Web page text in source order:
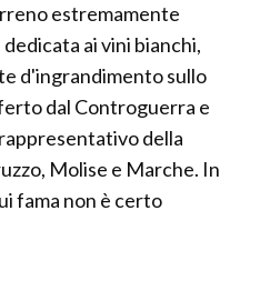
estremamente
ai vini bianchi,
d'ingrandimento sullo
dal Controguerra e
della
Molise e Marche. In
fama non è certo